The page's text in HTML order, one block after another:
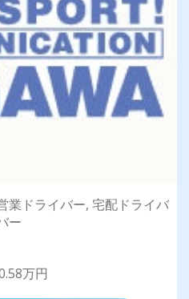
業ドライバー, 宅配ドライバ
ー
万円